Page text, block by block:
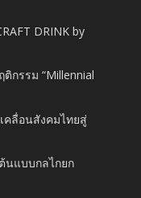
DRINK by
กรรม “Millennial
คลื่อนสังคมไทยสู่
นแบบกลไกยก